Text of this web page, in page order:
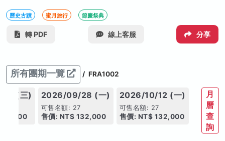
歷史古蹟 蜜月旅行 節慶祭典
轉 PDF 線上客服 分享
所有團期一覽 / FRA1002
(三) 2026/09/28 (一)
可售名額: 27
售價: NT$ 132,000
2026/10/12 (一)
可售名額: 27
售價: NT$ 132,000
月
曆
查
詢